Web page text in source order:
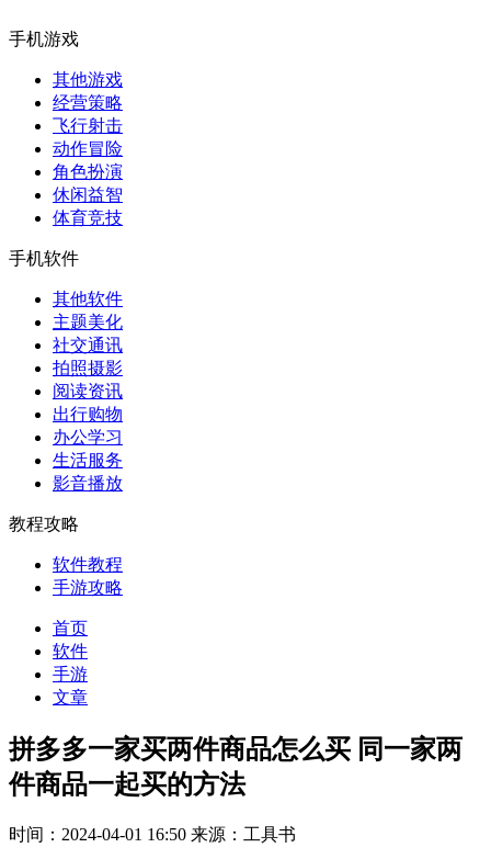
手机游戏
其他游戏
经营策略
飞行射击
动作冒险
角色扮演
休闲益智
体育竞技
手机软件
其他软件
主题美化
社交通讯
拍照摄影
阅读资讯
出行购物
办公学习
生活服务
影音播放
教程攻略
软件教程
手游攻略
首页
软件
手游
文章
拼多多一家买两件商品怎么买 同一家两
件商品一起买的方法
时间：2024-04-01 16:50 来源：工具书